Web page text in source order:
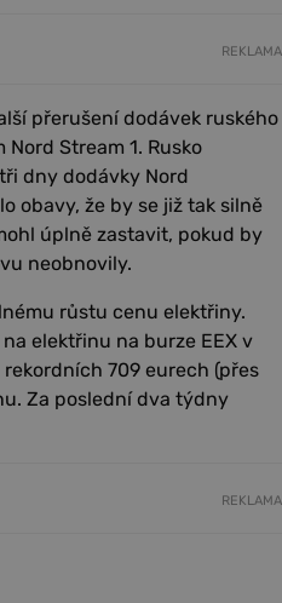
REKLAMA
přerušení dodávek ruského
Stream 1. Rusko
dny dodávky Nord
obavy, že by se již tak silně
úplně zastavit, pokud by
neobnovily.
růstu cenu elektřiny.
elektřinu na burze EEX v
709 eurech (přes
Za poslední dva týdny
REKLAMA